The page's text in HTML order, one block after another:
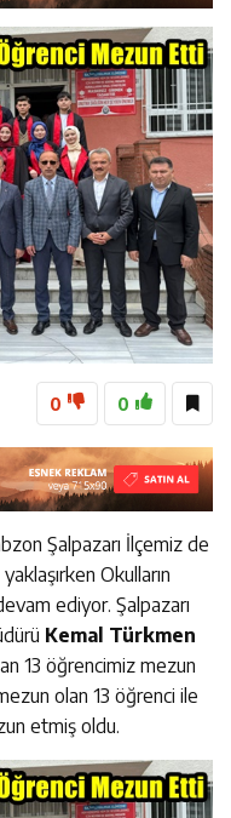
Buluştu
Kişi Vefat Etti
0
0
Şalpazarı İlçemiz de
Okulların
ediyor. Şalpazarı
Kemal Türkmen
13 öğrencimiz mezun
olan 13 öğrenci ile
etmiş oldu.